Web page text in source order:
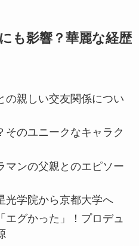
も影響？華麗な経歴
の親しい交友関係につい
そのユニークなキャラク
マンの父親とのエピソー
光学院から京都大学へ
エグかった」！プロデュ